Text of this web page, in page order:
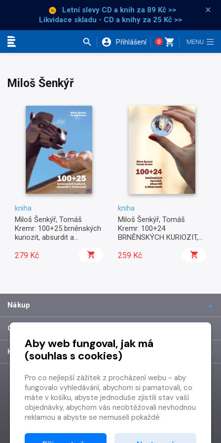
Letní slevy CD a knih za 89 Kč >>
Likvidace skladu - CD a knihy za 25 Kč >>
×
Přihlášení 0
Miloš Šenkýř
kniha
Miloš Šenkýř, Tomáš
Kremr: 100+25 brněnských
kuriozit, absurdit a
279 Kč
kniha
Miloš Šenkýř, Tomáš
Kremr: 100+24
BRNĚNSKÝCH KURIOZIT,
259 Kč
Nákup
O společnosti
Kontakt
Aby web fungoval, jak má
(souhlas s cookies)
Pro co nejlepší zážitek z procházení webu - aby
fungovalo vyhledávání, abychom si pamatovali, co
máte v košíku, abyste jednoduše zjistili stav vaší
objednávky, abychom vás neobtěžovali nevhodnou
reklamou a abyste se nemuseli pokaždé